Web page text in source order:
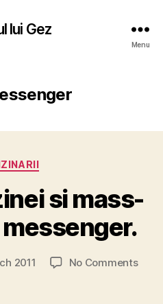
lui Gez
Menu
Categories
si mass-
2011 No Commentson